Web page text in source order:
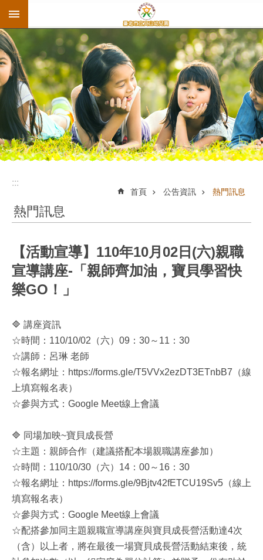
跳到主要內容區塊
:::
首頁 公告資訊 熱門訊息
熱門訊息
【活動宣導】110年10月02日(六)親職
宣導講座-「親師齊加油，寶貝學習快
樂GO！」
🔷 講座資訊
☆時間：110/10/02（六）09：30～11：30
☆講師：呂琳 老師
☆報名網址：https://forms.gle/T5VVx2ezDT3ETnbB7（線
上填寫報名表）
☆參與方式：Google Meet線上會議
🔷 同場加映~寶貝成長營
☆主題：親師合作（建議搭配本場親職講座參加）
☆時間：110/10/30（六）14：00～16：30
☆報名網址：https://forms.gle/9Bjtv42fETCU19Sv5（線上
填寫報名表）
☆參與方式：Google Meet線上會議
☆配搭參加同主題親職宣導講座與寶貝成長營活動達4次
（含）以上者，將在最後一場寶貝成長營活動結束後，統